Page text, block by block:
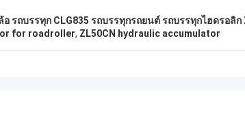
อ รถบรรทุก CLG835 รถบรรทุกรถยนต์ รถบรรทุกไฮดรอลิก
for roadroller, ZL50CN hydraulic accumulator